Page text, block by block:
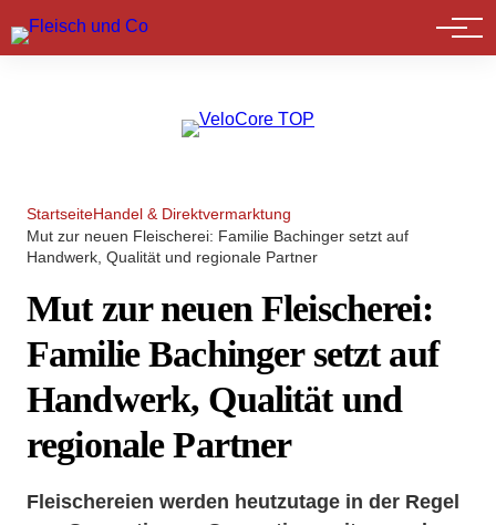
Marktführer
StartseiteHandel & Direktvermarktung
Mut zur neuen Fleischerei: Familie Bachinger setzt auf
Handwerk, Qualität und regionale Partner
Mut zur neuen Fleischerei:
Familie Bachinger setzt auf
Handwerk, Qualität und
regionale Partner
Fleischereien werden heutzutage in der Regel